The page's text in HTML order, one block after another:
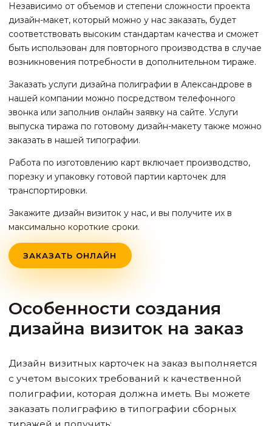
Независимо от объемов и степени сложности проекта
дизайн-макет, который можно у нас заказать, будет
соответствовать высоким стандартам качества и сможет
быть использован для повторного производства в случае
возникновения потребности в дополнительном тираже.
Заказать услуги дизайна полиграфии в Александрове в
нашей компании можно посредством телефонного
звонка или заполнив онлайн заявку на сайте. Услуги
выпуска тиража по готовому дизайн-макету также можно
заказать в нашей типографии.
Работа по изготовлению карт включает производство,
порезку и упаковку готовой партии карточек для
транспортировки.
Закажите дизайн визиток у нас, и вы получите их в
максимально короткие сроки.
ЗАКАЗАТЬ ОНЛАЙН
Особенности создания
дизайна визиток на заказ
Дизайн визитных карточек на заказ выполняется
с учетом высоких требований к качественной
полиграфии, которая должна иметь. Вы можете
заказать полиграфию в типографии сборных